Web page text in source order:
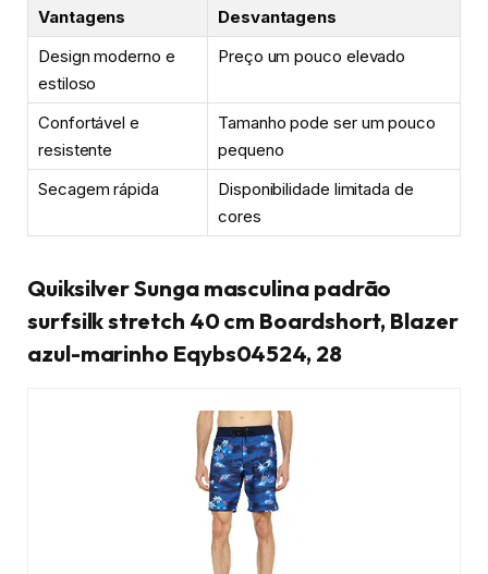
Vantagens
Desvantagens
Design moderno e
estiloso
Preço um pouco elevado
Confortável e
resistente
Tamanho pode ser um pouco
pequeno
Secagem rápida
Disponibilidade limitada de
cores
Quiksilver Sunga masculina padrão
surfsilk stretch 40 cm Boardshort, Blazer
azul-marinho Eqybs04524, 28